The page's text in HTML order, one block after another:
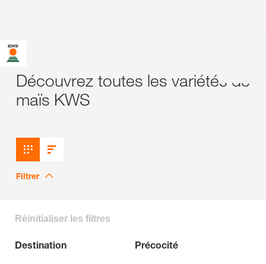
Découvrez toutes les variétés de
maïs KWS
Filtrer
Réinitialiser les filtres
Destination Précocité